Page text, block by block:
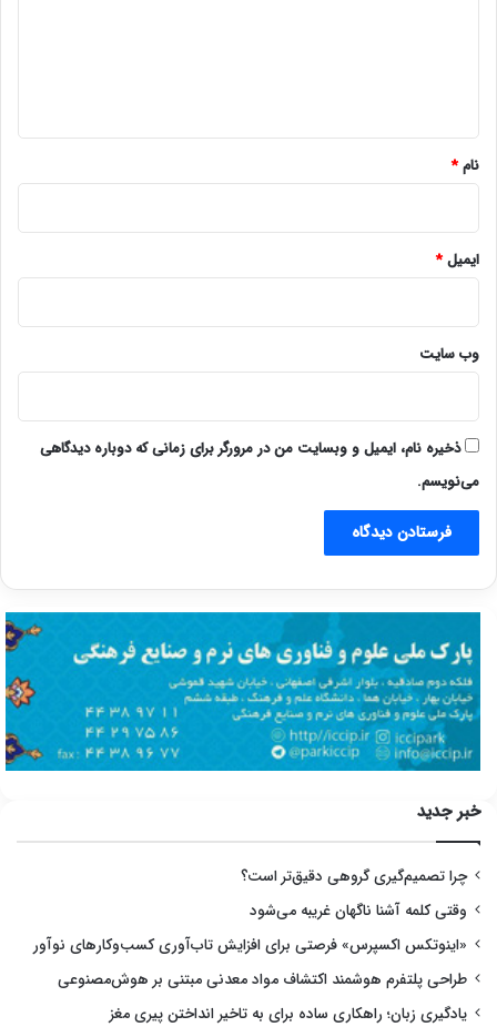
نام*
ایمیل*
وب‌ سایت
ذخیره نام، ایمیل و وبسایت من در مرورگر برای زمانی که دوباره دیدگاهی
می‌نویسم.
خبر جدید
چرا تصمیم‌گیری گروهی دقیق‌تر است؟
وقتی کلمه آشنا ناگهان غریبه می‌شود
«اینوتکس اکسپرس» فرصتی برای افزایش تاب‌آوری کسب‌وکارهای نوآور
طراحی پلتفرم هوشمند اکتشاف مواد معدنی مبتنی بر هوش‌مصنوعی
یادگیری زبان؛ راهکاری ساده برای به تاخیر انداختن پیری مغز